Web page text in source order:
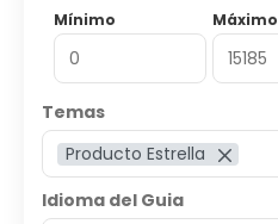
Mínimo Máximo
Temas
Producto Estrella
Idioma del Guia